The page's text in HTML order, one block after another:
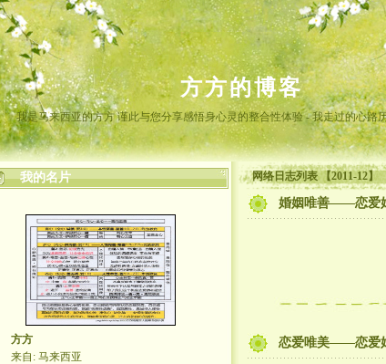
方方的博客
我是马来西亚的方方 谨此与您分享感悟身心灵的整合性体验 - 我走过的心路
我的名片
方方
来自: 马来西亚
网络日志列表 【2011-12】
婚姻唯善——恋爱
恋爱唯美——恋爱